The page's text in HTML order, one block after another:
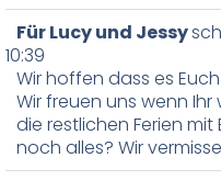
Für Lucy und Jessy
10:39
Wir hoffen dass es
Wir freuen uns wenn
die restlichen Ferien mit
noch alles? Wir